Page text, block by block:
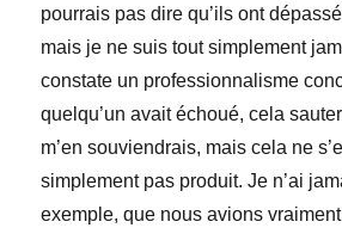
pourrais pas dire qu’ils ont
mais je ne suis tout simplement
constate un professionnalisme
quelqu’un avait échoué, cela
m’en souviendrais, mais cela ne
simplement pas produit. Je n’ai
exemple, que nous avions